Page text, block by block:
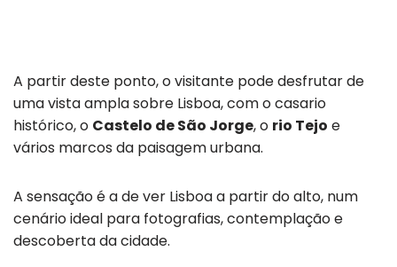
A partir deste ponto, o visitante pode desfrutar de
uma vista ampla sobre Lisboa, com o casario
histórico, o Castelo de São Jorge, o rio Tejo e
vários marcos da paisagem urbana.
A sensação é a de ver Lisboa a partir do alto, num
cenário ideal para fotografias, contemplação e
descoberta da cidade.